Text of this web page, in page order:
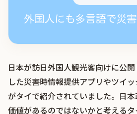
日本が訪日外国人観光客向けに公
した災害時情報提供アプリやツイ
がタイで紹介されていました。日
価値があるのではないかと考える